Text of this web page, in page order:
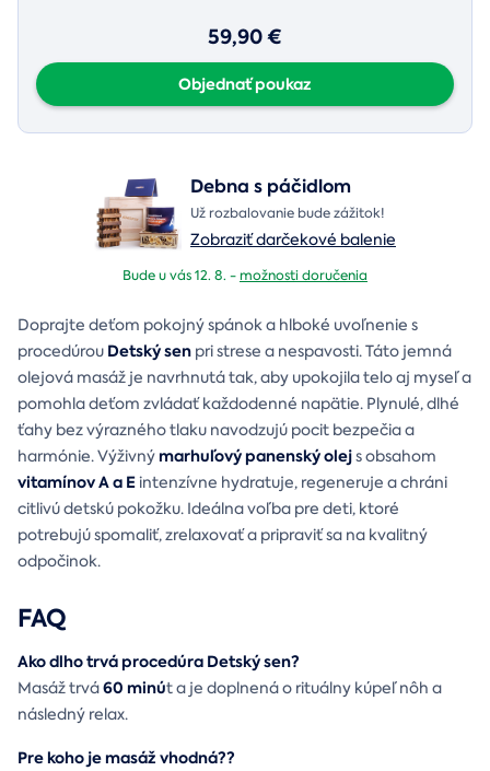
59,90 €
Objednať poukaz
Debna s páčidlom
Už rozbalovanie bude zážitok!
Zobraziť darčekové balenie
Bude u vás 12. 8. -možnosti doručenia
Doprajte deťom pokojný spánok a hlboké uvoľnenie s
procedúrou Detský sen pri strese a nespavosti. Táto jemná
olejová masáž je navrhnutá tak, aby upokojila telo aj myseľ a
pomohla deťom zvládať každodenné napätie. Plynulé, dlhé
ťahy bez výrazného tlaku navodzujú pocit bezpečia a
harmónie. Výživnýmarhuľový panenský olejs obsahom
vitamínov A a Eintenzívne hydratuje, regeneruje a chráni
citlivú detskú pokožku. Ideálna voľba pre deti, ktoré
potrebujú spomaliť, zrelaxovať a pripraviť sa na kvalitný
odpočinok.
FAQ
Ako dlho trvá procedúra Detský sen?
Masáž trvá60 minút a je doplnená o rituálny kúpeľ nôh a
následný relax.
Pre koho je masáž vhodná??